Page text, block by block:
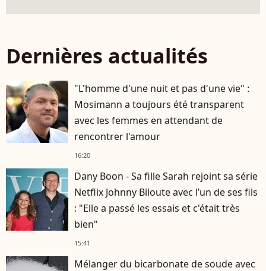
Dernières actualités
"L'homme d'une nuit et pas d'une vie" :
Mosimann a toujours été transparent
avec les femmes en attendant de
rencontrer l'amour
16:20
Dany Boon - Sa fille Sarah rejoint sa série
Netflix Johnny Biloute avec l’un de ses fils
: "Elle a passé les essais et c'était très
bien"
15:41
Mélanger du bicarbonate de soude avec